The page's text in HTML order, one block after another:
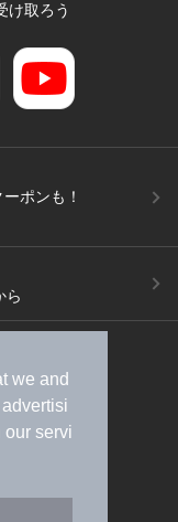
we and
our servi
け取ろう
ポンも！
ら
稿のご案内
規約
採用情報